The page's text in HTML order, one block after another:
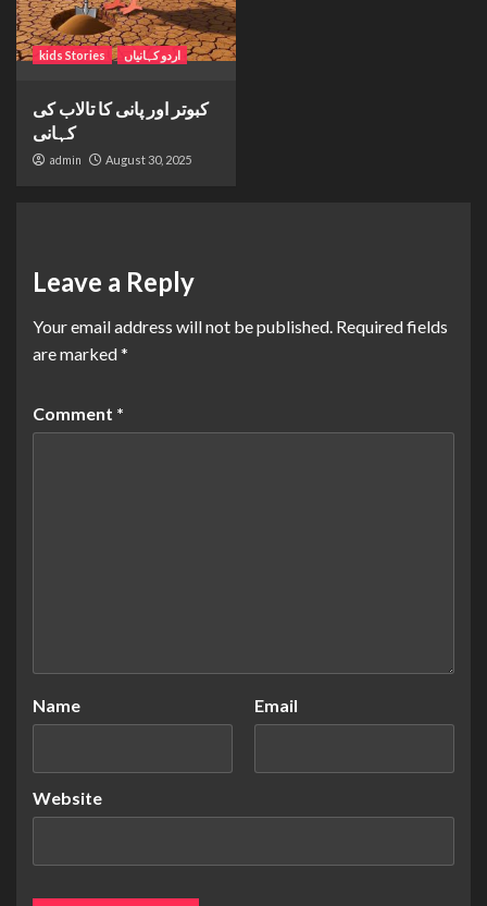
kids Stories اردو کہانیاں
کبوتر اور پانی کا تالاب کی
کہانی
admin August 30, 2025
Leave a Reply
Your email address will not be published. Required fields
are marked*
Comment *
Name Email
Website